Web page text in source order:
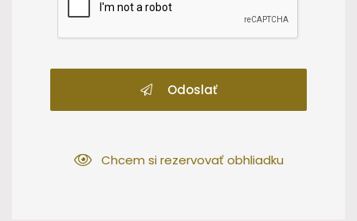
Odoslať
Chcem si rezervovať obhliadku